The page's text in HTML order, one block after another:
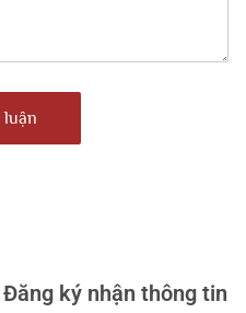
luận
Đăng ký nhận thông tin